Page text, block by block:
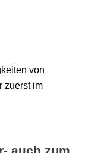
von
zuerst im